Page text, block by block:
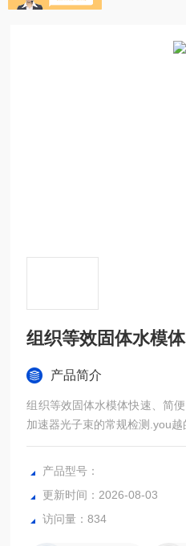
组织等效固体水模体
产品简介
组织等效固体水模体快速、简
加速器光子束的常规检测.you越
产品型号：
更新时间：2026-08-03
访问量：834